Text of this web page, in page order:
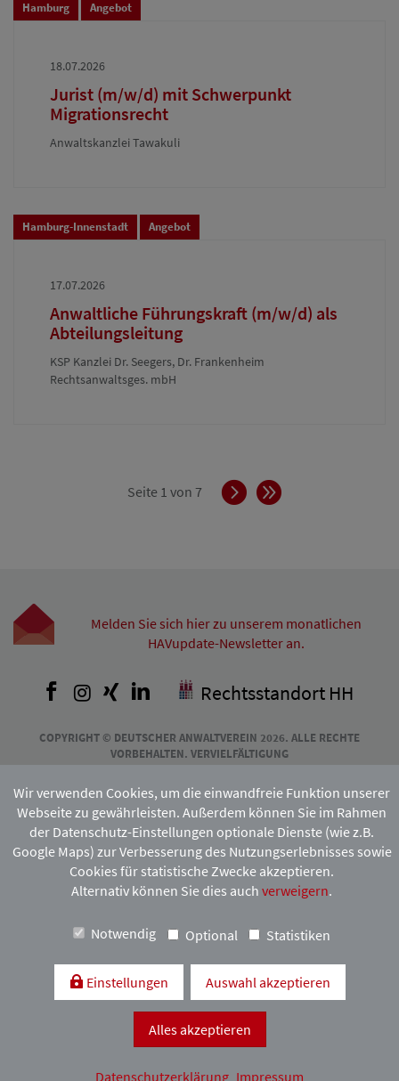
Hamburg Angebot
18.07.2026
Jurist (m/w/d) mit Schwerpunkt
Migrationsrecht
Anwaltskanzlei Tawakuli
Hamburg-Innenstadt Angebot
17.07.2026
Anwaltliche Führungskraft (m/w/d) als
Abteilungsleitung
KSP Kanzlei Dr. Seegers, Dr. Frankenheim
Rechtsanwaltsges. mbH
Seite 1 von 7 VorwärtsEnde
Melden Sie sich hier zu unserem monatlichen
HAVupdate-Newsletter an.
Facebook
Instagram
XingLinkedInRechtsstandort HH
COPYRIGHT © DEUTSCHER ANWALTVEREIN 2026. ALLE RECHTE
VORBEHALTEN. VERVIELFÄLTIGUNG
HAMBURGISCHEN ANWALTVEREINS.
Mitgliedschaft:
Kontakt & Anfahrt Impressum Datenschutzerklärung
Wir verwenden Cookies, um die einwandfreie Funktion unserer
Webseite zu gewährleisten. Außerdem können Sie im Rahmen
der Datenschutz-Einstellungen optionale Dienste (wie z.B.
Google Maps) zur Verbesserung des Nutzungserlebnisses sowie
Cookies für statistische Zwecke akzeptieren.
Alternativ können Sie dies auch verweigern.
Notwendig Optional Statistiken
Einstellungen Auswahl akzeptieren
Alles akzeptieren
Datenschutzerklärung Impressum